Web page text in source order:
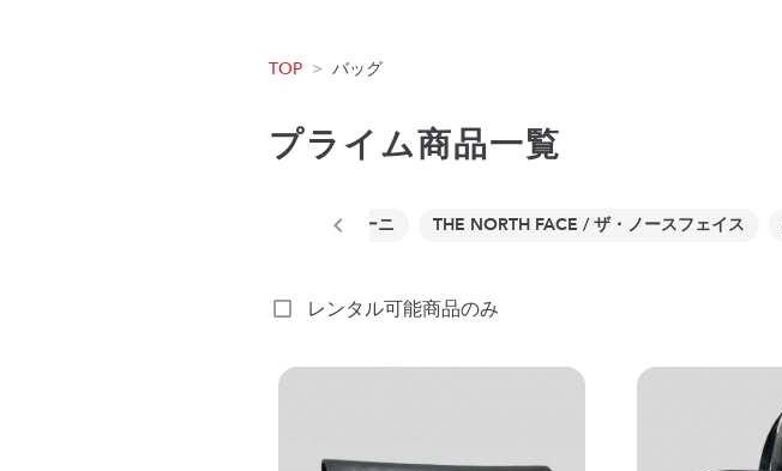
TOP > バッグ
プライム商品一覧
GIANNI CHIARINI / ジャンニ・キアリーニ THE NORTH FACE / ザ・ノースフェイス
レンタル可能商品のみ